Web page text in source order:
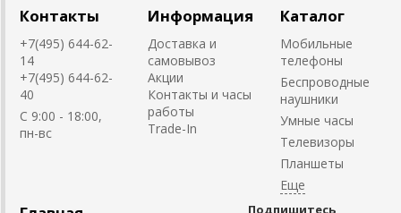
Контакты
+7(495) 644-62-
14
+7(495) 644-62-
40
C 9:00 - 18:00,
пн-вс
Информация
Доставка и
самовывоз
Акции
Контакты и часы
работы
Trade-In
Каталог
Мобильные
телефоны
Беспроводные
наушники
Умные часы
Телевизоры
Планшеты
Подпишитесь